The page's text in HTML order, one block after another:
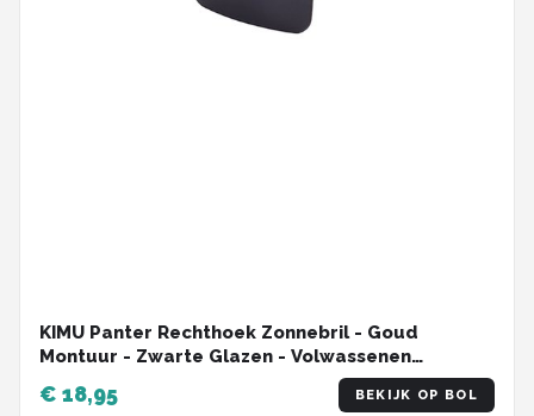
KIMU Panter Rechthoek Zonnebril - Goud
Montuur - Zwarte Glazen - Volwassenen
Kunststof Luxe Luipaard Cheetah Mode Miljonair
Rijkdom Carnaval
€ 18,95 BEKIJK OP BOL